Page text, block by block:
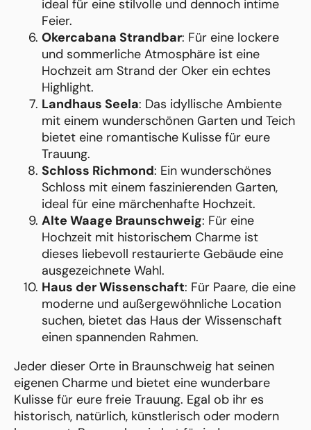
ideal für eine stilvolle und dennoch intime
Feier.
Okercabana Strandbar: Für eine lockere
und sommerliche Atmosphäre ist eine
Hochzeit am Strand der Oker ein echtes
Highlight.
Landhaus Seela: Das idyllische Ambiente
mit einem wunderschönen Garten und Teich
bietet eine romantische Kulisse für eure
Trauung.
Schloss Richmond: Ein wunderschönes
Schloss mit einem faszinierenden Garten,
ideal für eine märchenhafte Hochzeit.
Alte Waage Braunschweig: Für eine
Hochzeit mit historischem Charme ist
dieses liebevoll restaurierte Gebäude eine
ausgezeichnete Wahl.
Haus der Wissenschaft: Für Paare, die eine
moderne und außergewöhnliche Location
suchen, bietet das Haus der Wissenschaft
einen spannenden Rahmen.
Jeder dieser Orte in Braunschweig hat seinen
eigenen Charme und bietet eine wunderbare
Kulisse für eure freie Trauung. Egal ob ihr es
historisch, natürlich, künstlerisch oder modern